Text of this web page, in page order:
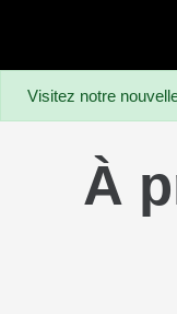
Visitez notre
À